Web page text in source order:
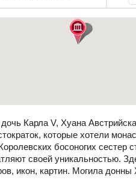
Карла V, Хуана
которые хотели
босоногих сестер
своей уникальностью.
икон, картин. Могила